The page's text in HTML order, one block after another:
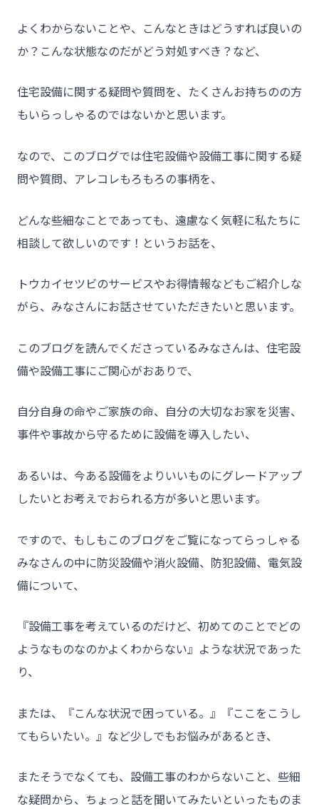
- 不動産管理会社様・アパートマンションオーナー様
- 工事業者様
- お客様の声
- 施工事例
- 会社概要
よくわからないことや、こんなときはどうすれば良いの
か？こんな状態なのだがどう対処すべき？など、
住宅設備に関する疑問や質問を、たくさんお持ちのの方
もいらっしゃるのではないかと思います。
なので、このブログでは住宅設備や設備工事に関する疑
問や質問、アレコレもろもろの事柄を、
どんな些細なことであっても、遠慮なく気軽に私たちに
相談して欲しいのです！というお話を、
トウカイセツビのサービスやお得情報などもご紹介しな
がら、みなさんにお話させていただきたいと思います。
このブログを読んでくださっているみなさんは、住宅設
備や設備工事にご関心がおありで、
自分自身の命やご家族の命、自分の大切なお家を災害、
事件や事故から守るために設備を導入したい、
あるいは、今ある設備をよりいいものにグレードアップ
したいとお考えでおられる方が多いと思います。
ですので、もしもこのブログをご覧になってらっしゃる
みなさんの中に防災設備や消火設備、防犯設備、電気設
備について、
『設備工事を考えているのだけど、初めてのことでどの
ようなものなのかよくわからない』ような状況であった
り、
または、『こんな状況で困っている。』『ここをこうし
てもらいたい。』など少しでもお悩みがあるとき、
またそうでなくても、設備工事のわからないこと、些細
な疑問から、ちょっと話を聞いてみたいといったものま